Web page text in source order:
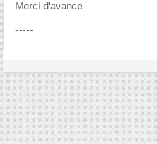
Merci d'avance
-----